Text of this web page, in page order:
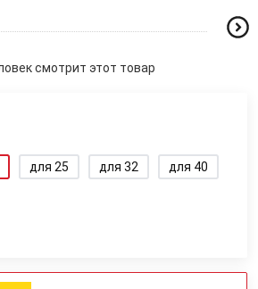
смотрит этот товар
для 25 для 32 для 40